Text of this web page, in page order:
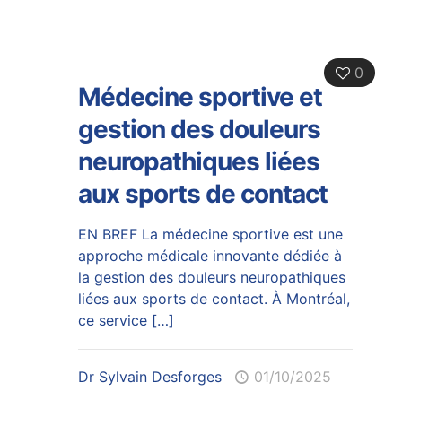
0
Médecine sportive et
gestion des douleurs
neuropathiques liées
aux sports de contact
EN BREF La médecine sportive est une
approche médicale innovante dédiée à
la gestion des douleurs neuropathiques
liées aux sports de contact. À Montréal,
ce service[…]
Dr Sylvain Desforges 01/10/2025